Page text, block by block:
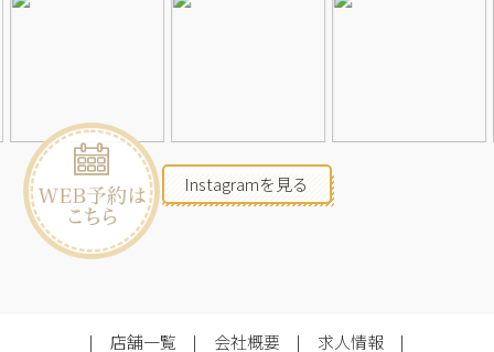
Instagramを見る
店舗一覧 会社概要 求人情報